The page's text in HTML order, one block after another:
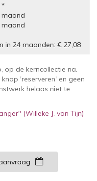
*
maand
maand
in 24 maanden: € 27,08
op de kerncollectie na.
'reserveren' en geen
helaas niet te
(Willeke J. van Tijn)